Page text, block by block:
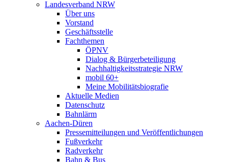
Landesverband NRW
Über uns
Vorstand
Geschäftsstelle
Fachthemen
ÖPNV
Dialog & Bürgerbeteiligung
Nachhaltigkeitsstrategie NRW
mobil 60+
Meine Mobilitätsbiografie
Aktuelle Medien
Datenschutz
Bahnlärm
Aachen-Düren
Pressemitteilungen und Veröffentlichungen
Fußverkehr
Radverkehr
Bahn & Bus